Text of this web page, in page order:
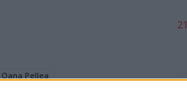
Oana Pellea